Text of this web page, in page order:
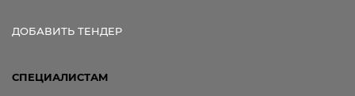
ДОБАВИТЬ ТЕНДЕР
СПЕЦИАЛИСТАМ